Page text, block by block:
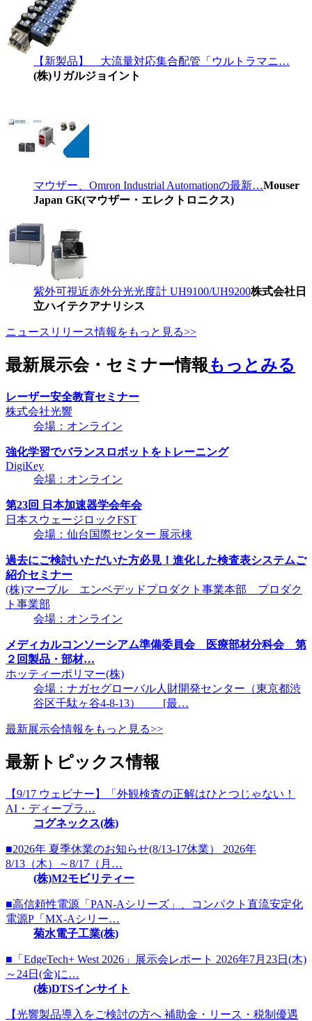
【新製品】 大流量対応集合配管「ウルトラマニ…
(株)リガルジョイント
マウザー、Omron Industrial Automationの最新…Mouser
Japan GK(マウザー・エレクトロニクス)
紫外可視近赤外分光光度計 UH9100/UH9200株式会社日
立ハイテクアナリシス
ニュースリリース情報をもっと見る>>
最新展示会・セミナー情報もっとみる
レーザー安全教育セミナー
株式会社光響
会場：オンライン
強化学習でバランスロボットをトレーニング
DigiKey
会場：オンライン
第23回 日本加速器学会年会
日本スウェージロックFST
会場：仙台国際センター 展示棟
過去にご検討いただいた方必見！進化した検査表システムご
紹介セミナー
(株)マーブル エンベデッドプロダクト事業本部 プロダク
ト事業部
会場：オンライン
メディカルコンソーシアム準備委員会 医療部材分科会 第
２回製品・部材…
ホッティーポリマー(株)
会場：ナガセグローバル人財開発センター（東京都渋
谷区千駄ヶ谷4-8-13） [最…
最新展示会情報をもっと見る>>
最新トピックス情報
【9/17 ウェビナー】「外観検査の正解はひとつじゃない！
AI・ディープラ…
コグネックス(株)
■2026年 夏季休業のお知らせ(8/13-17休業） 2026年
8/13（木）～8/17（月…
(株)M2モビリティー
■高信頼性電源「PAN-Aシリーズ」、コンパクト直流安定化
電源P「MX-Aシリー…
菊水電子工業(株)
■「EdgeTech+ West 2026」展示会レポート 2026年7月23日(木)
～24日(金)に…
(株)DTSインサイト
【光響製品導入をご検討の方へ 補助金・リース・税制優遇